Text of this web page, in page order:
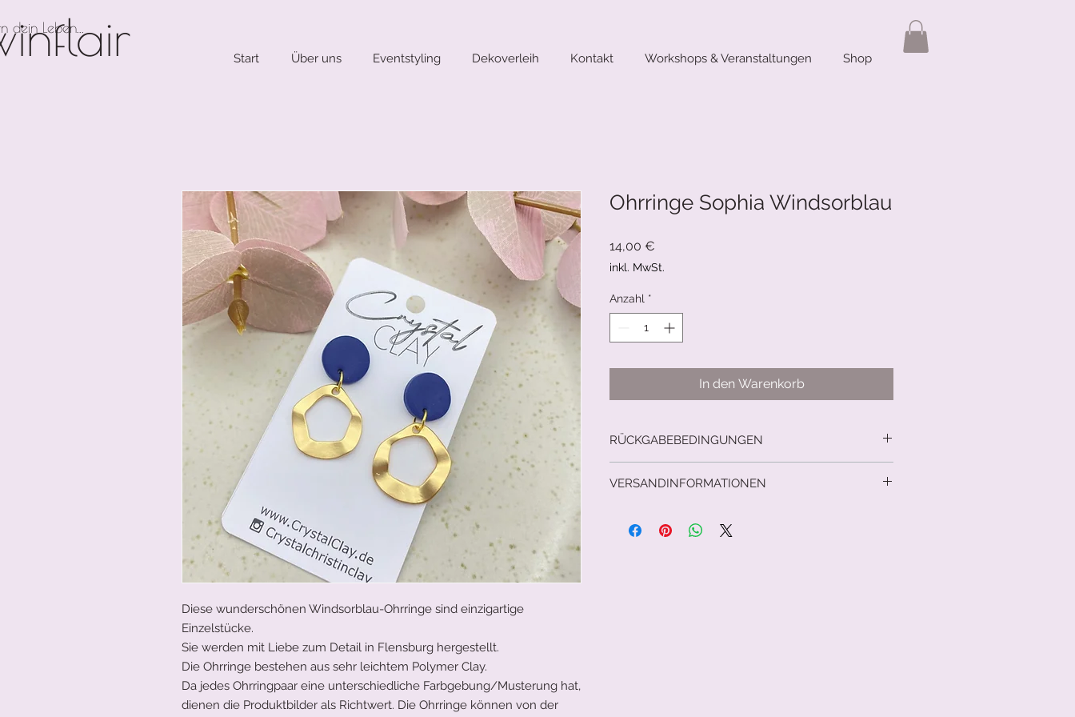
Start Über uns Eventstyling Dekoverleih Kontakt Workshops & Veranstaltungen Shop
Diese wunderschönen Windsorblau-Ohrringe sind einzigartige
Einzelstücke.
Sie werden mit Liebe zum Detail in Flensburg hergestellt.
Die Ohrringe bestehen aus sehr leichtem Polymer Clay.
Da jedes Ohrringpaar eine unterschiedliche Farbgebung/Musterung hat,
dienen die Produktbilder als Richtwert. Die Ohrringe können von der
Ohrringe Sophia Windsorblau
14,00 €
inkl. MwSt.
Anzahl *
In den Warenkorb
RÜCKGABEBEDINGUNGEN
VERSANDINFORMATIONEN
Weitere Länder auf Anfrage.
dein Leben...